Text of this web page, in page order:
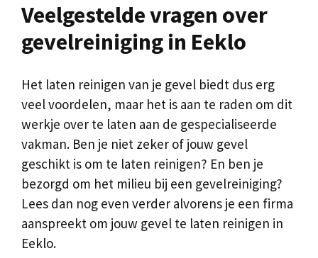
Veelgestelde vragen over
gevelreiniging in Eeklo
Het laten reinigen van je gevel biedt dus erg
veel voordelen, maar het is aan te raden om dit
werkje over te laten aan de gespecialiseerde
vakman. Ben je niet zeker of jouw gevel
geschikt is om te laten reinigen? En ben je
bezorgd om het milieu bij een gevelreiniging?
Lees dan nog even verder alvorens je een firma
aanspreekt om jouw gevel te laten reinigen in
Eeklo.